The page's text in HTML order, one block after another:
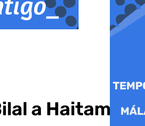
a Haitam